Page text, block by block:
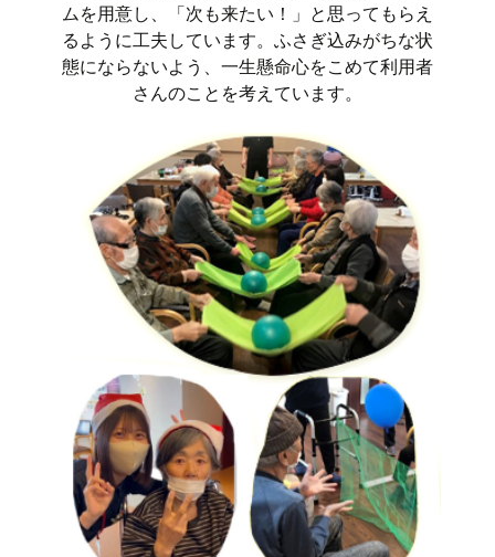
ムを用意し、「次も来たい！」と思ってもらえ
るように工夫しています。ふさぎ込みがちな状
態にならないよう、一生懸命心をこめて利用者
さんのことを考えています。